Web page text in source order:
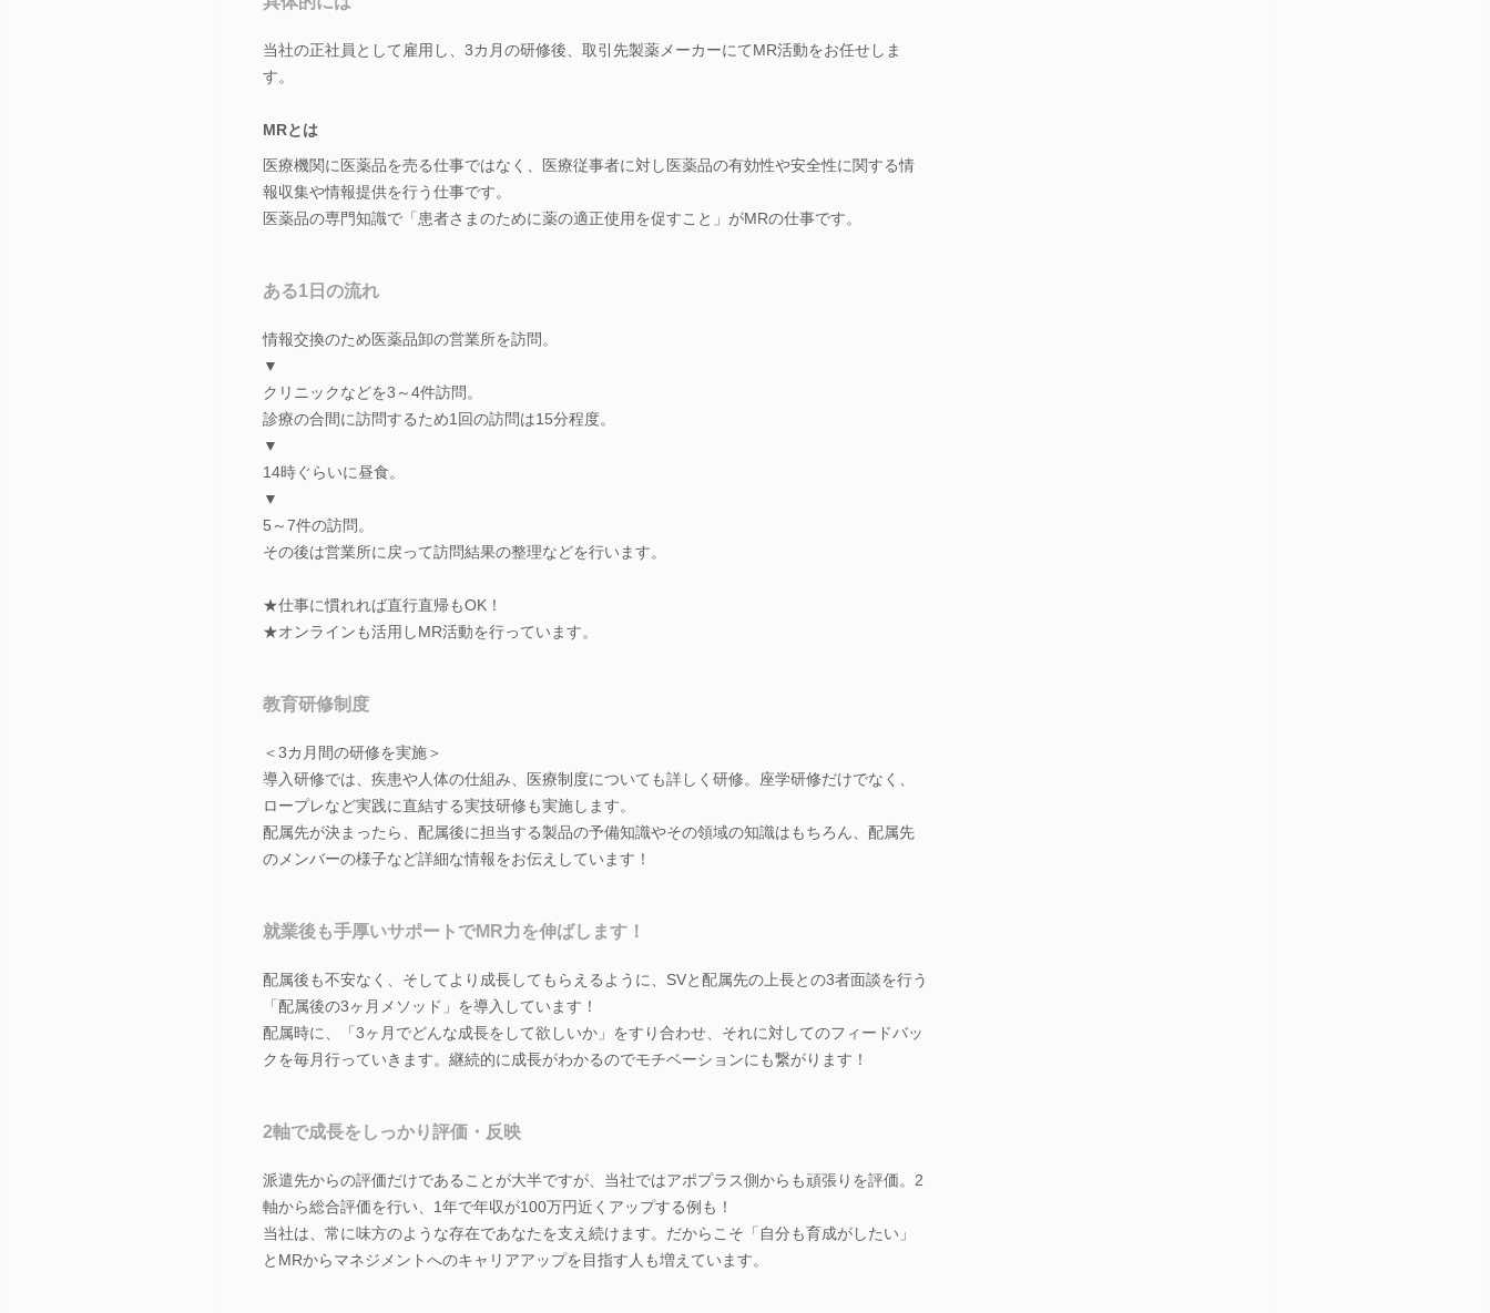
当社の正社員として雇用し、3カ月の研修後、取引先製薬メーカーにてMR活動をお任せしま
す。
MRとは
医療機関に医薬品を売る仕事ではなく、医療従事者に対し医薬品の有効性や安全性に関する情
報収集や情報提供を行う仕事です。
医薬品の専門知識で「患者さまのために薬の適正使用を促すこと」がMRの仕事です。
ある1日の流れ
情報交換のため医薬品卸の営業所を訪問。
▼
クリニックなどを3～4件訪問。
診療の合間に訪問するため1回の訪問は15分程度。
▼
14時ぐらいに昼食。
▼
5～7件の訪問。
その後は営業所に戻って訪問結果の整理などを行います。
★仕事に慣れれば直行直帰もOK！
★オンラインも活用しMR活動を行っています。
教育研修制度
＜3カ月間の研修を実施＞
導入研修では、疾患や人体の仕組み、医療制度についても詳しく研修。座学研修だけでなく、
ロープレなど実践に直結する実技研修も実施します。
配属先が決まったら、配属後に担当する製品の予備知識やその領域の知識はもちろん、配属先
のメンバーの様子など詳細な情報をお伝えしています！
就業後も手厚いサポートでMR力を伸ばします！
配属後も不安なく、そしてより成長してもらえるように、SVと配属先の上長との3者面談を行う
「配属後の3ヶ月メソッド」を導入しています！
配属時に、「3ヶ月でどんな成長をして欲しいか」をすり合わせ、それに対してのフィードバッ
クを毎月行っていきます。継続的に成長がわかるのでモチベーションにも繋がります！
2軸で成長をしっかり評価・反映
派遣先からの評価だけであることが大半ですが、当社ではアポプラス側からも頑張りを評価。2
軸から総合評価を行い、1年で年収が100万円近くアップする例も！
当社は、常に味方のような存在であなたを支え続けます。だからこそ「自分も育成がしたい」
とMRからマネジメントへのキャリアアップを目指す人も増えています。